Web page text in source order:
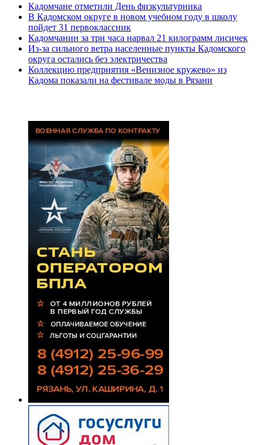
Кадомчане отметили День физкультурника
В Кадомском округе в новом учебном году в школу
пойдет 31 первоклассник
Кадомчанин за три часа нарвал 21 килограмм лисичек
Из-за сильного ветра населенные пункты Кадомского
округа остались без электричества
Коллекцию предприятия «Венизное кружево» из
Кадома показали на фестивале моды в Рязани